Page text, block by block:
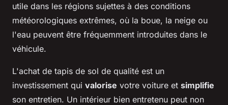
utile dans les régions sujettes à des conditions
météorologiques extrêmes, où la boue, la neige ou
l'eau peuvent être fréquemment introduites dans le
véhicule.
L'achat de tapis de sol de qualité est un
investissement qui valorise votre voiture et simplifie
son entretien. Un intérieur bien entretenu peut non